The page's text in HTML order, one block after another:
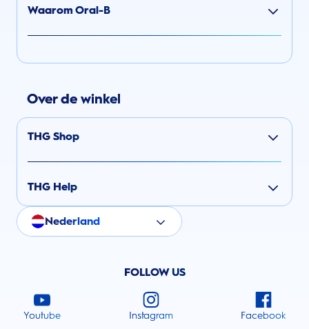
Waarom Oral-B
Over de winkel
THG Shop
THG Help
Nederland
FOLLOW US
Youtube Instagram Facebook